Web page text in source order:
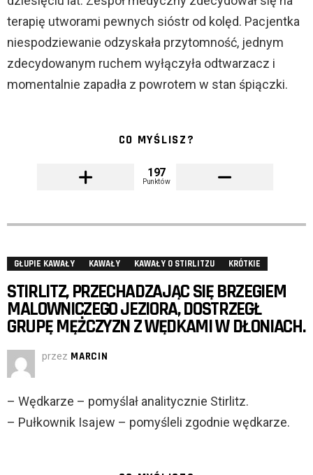
terapię utworami pewnych sióstr od kolęd. Pacjentka
niespodziewanie odzyskała przytomność, jednym
zdecydowanym ruchem wyłączyła odtwarzacz i
momentalnie zapadła z powrotem w stan śpiączki.
CO MYŚLISZ?
197
Punktów
GŁUPIE KAWAŁY KAWAŁY KAWAŁY O STIRLITZU KRÓTKIE
STIRLITZ, PRZECHADZAJĄC SIĘ BRZEGIEM
MALOWNICZEGO JEZIORA, DOSTRZEGŁ
GRUPĘ MĘŻCZYZN Z WĘDKAMI W DŁONIACH.
przez MARCIN
– Wędkarze – pomyślał analitycznie Stirlitz.
– Pułkownik Isajew – pomyśleli zgodnie wędkarze.